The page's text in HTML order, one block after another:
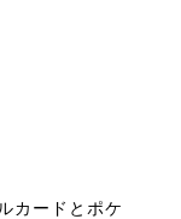
カードとポケ